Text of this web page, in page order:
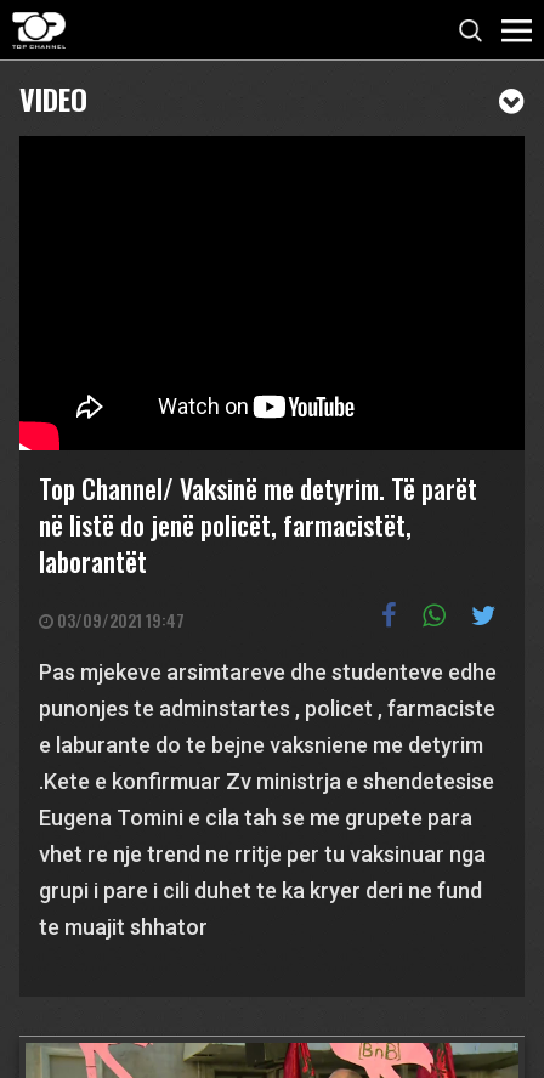
VIDEO
Top Channel/ Vaksinë me detyrim. Të parët
në listë do jenë policët, farmacistët,
laborantët
03/09/2021 19:47
Pas mjekeve arsimtareve dhe studenteve edhe
punonjes te adminstartes , policet , farmaciste
e laburante do te bejne vaksniene me detyrim
.Kete e konfirmuar Zv ministrja e shendetesise
Eugena Tomini e cila tah se me grupete para
vhet re nje trend ne rritje per tu vaksinuar nga
grupi i pare i cili duhet te ka kryer deri ne fund
te muajit shhator